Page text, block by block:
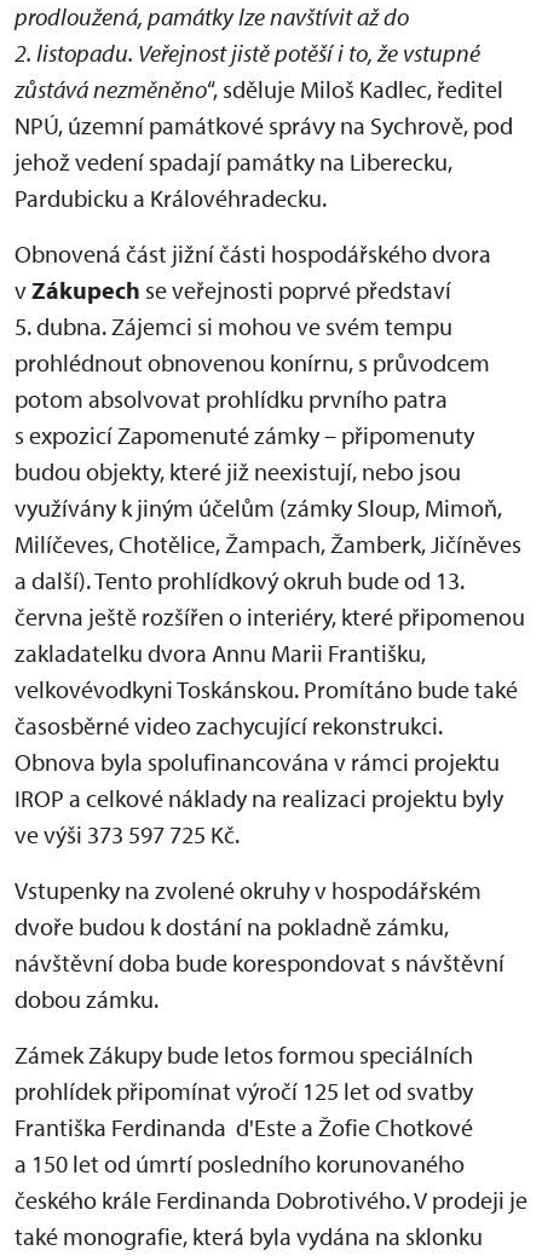
prodloužená, památky lze navštívit až do
2. listopadu. Veřejnost jistě potěší i to, že vstupné
zůstává nezměněno“, sděluje Miloš Kadlec, ředitel
NPÚ, územní památkové správy na Sychrově, pod
jehož vedení spadají památky na Liberecku,
Pardubicku a Královéhradecku.
Obnovená část jižní části hospodářského dvora
vZákupech se veřejnosti poprvé představí
5. dubna. Zájemci si mohou ve svém tempu
prohlédnout obnovenou konírnu, s průvodcem
potom absolvovat prohlídku prvního patra
s expozicí Zapomenuté zámky – připomenuty
budou objekty, které již neexistují, nebo jsou
využívány k jiným účelům (zámky Sloup, Mimoň,
Milíčeves, Chotělice, Žampach, Žamberk, Jičíněves
a další). Tento prohlídkový okruh bude od 13.
června ještě rozšířen o interiéry, které připomenou
zakladatelku dvora Annu Marii Františku,
velkovévodkyni Toskánskou. Promítáno bude také
časosběrné video zachycující rekonstrukci.
Obnova byla spolufinancována v rámci projektu
IROP a celkové náklady na realizaci projektu byly
ve výši 373 597 725 Kč.
Vstupenky na zvolené okruhy v hospodářském
dvoře budou k dostání na pokladně zámku,
návštěvní doba bude korespondovat s návštěvní
dobou zámku.
Zámek Zákupy bude letos formou speciálních
prohlídek připomínat výročí 125 let od svatby
Františka Ferdinanda d'Este a Žofie Chotkové
a 150 let od úmrtí posledního korunovaného
českého krále Ferdinanda Dobrotivého. V prodeji je
také monografie, která byla vydána na sklonku